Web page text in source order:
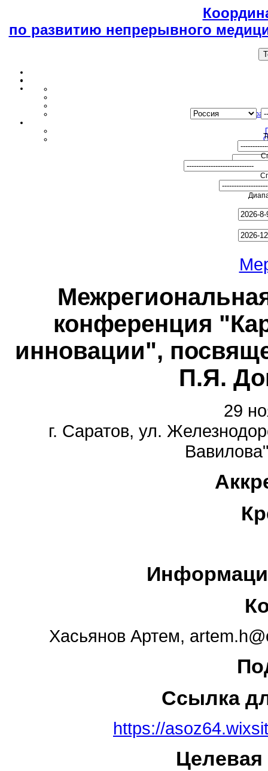
по развитию непрерывного
конференция
инновации",
П.Я.
29
г. Саратов, ул.
Хасьянов Артем,
Ссылка
https://